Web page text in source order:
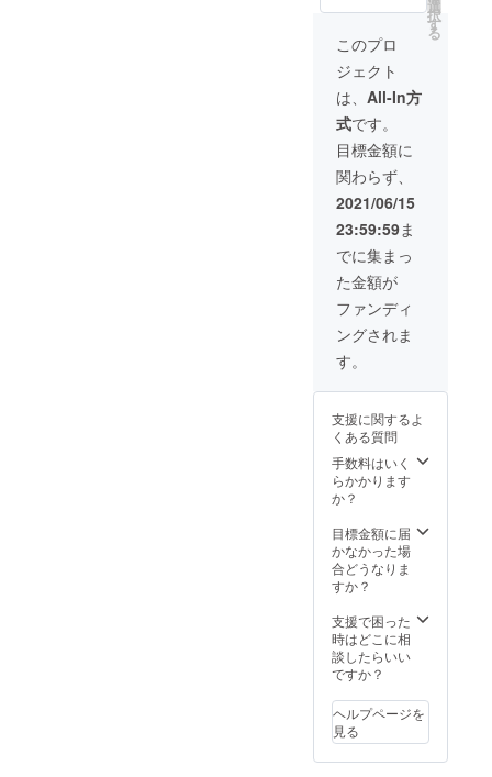
含まれ
てお
り、貴
重な体
験満
載、タ
ンザニ
アの雄
大な自
然、動
物を間
近で体
験でき
るチャ
ンスで
す！ ま
た、支
援先の
小学校
子供た
交流も
図れま
す！
※2022
年8月頃
してお
ります
が、コ
ロナの
より訪
問時期
が大き
く変動
能性が
あるこ
と、ご
了承く
の参加
につい
て、優
先的に
お声が
けさせ
ていた
だきま
す。 セ
レンゲ
ティ国
立公園
や
NGORO
NGOR
自然保
護区な
どのサ
ファリ
え、
ブリ小
学校な
ど支援
してい
る小学
訪問も
含まれ
ていま
す。 ま
ニャン
ブリ村
に宿泊
し、村
との交
流や現
地の生
活も体
選
択
す
る
このプロ
ジェクト
は、 All-In方
式です。
目標金額に
関わらず、
2021/06/15
23:59:59ま
でに集まっ
た金額が
ファンディ
ングされま
す。
支援に関するよ
くある質問
手数料はいく
らかかります
か？
目標金額に届
かなかった場
合どうなりま
すか？
支援で困った
時はどこに相
談したらいい
ですか？
ヘルプページを
見る